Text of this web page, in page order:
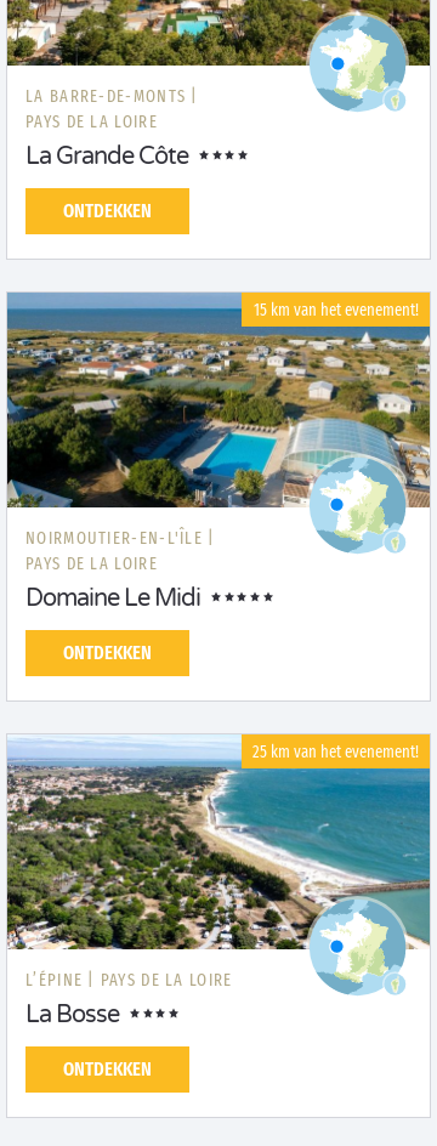
LA BARRE-DE-MONTS |
PAYS DE LA LOIRE
La Grande Côte
ONTDEKKEN
15 km van het evenement!
NOIRMOUTIER-EN-L'ÎLE |
PAYS DE LA LOIRE
Domaine Le Midi
ONTDEKKEN
25 km van het evenement!
L’ÉPINE | PAYS DE LA LOIRE
La Bosse
ONTDEKKEN